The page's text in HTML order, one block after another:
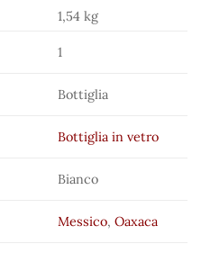
1,54 kg
1
Bottiglia
Bottiglia in vetro
Bianco
Messico,Oaxaca